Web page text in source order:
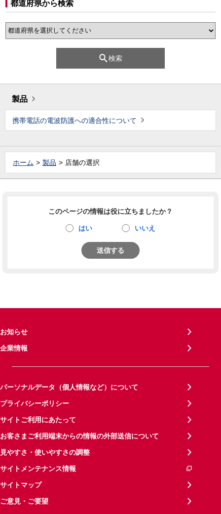
都道府県から検索
検索
製品
携帯電話の電波防護への適合性について
ホーム 製品 店舗の選択
このページの情報は役に立ちましたか？
はい いいえ
送信する
お知らせ
企業情報
パーソナルデータ（個人情報など）について
プライバシーポリシー
サイトご利用にあたって
お客さまご利用端末からの情報の外部送信について
見やすさ・使いやすさの調整
サイトメンテナンス情報
サイトマップ
ご意見・ご要望